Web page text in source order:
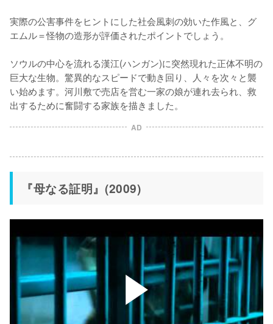
実際の公害事件をヒントにした社会風刺の効いた作風と、グ
エムル＝怪物の造形が評価されたポイントでしょう。
ソウルの中心を流れる漢江(ハンガン)に突然現れた正体不明の
巨大な生物。驚異的なスピードで動き回り、人々を次々と襲
い始めます。河川敷で売店を営む一家の娘が連れ去られ、救
出するために奮闘する家族を描きました。
AD
『母なる証明』(2009)